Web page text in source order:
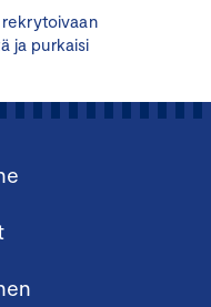
rekrytoivaan
ja purkaisi